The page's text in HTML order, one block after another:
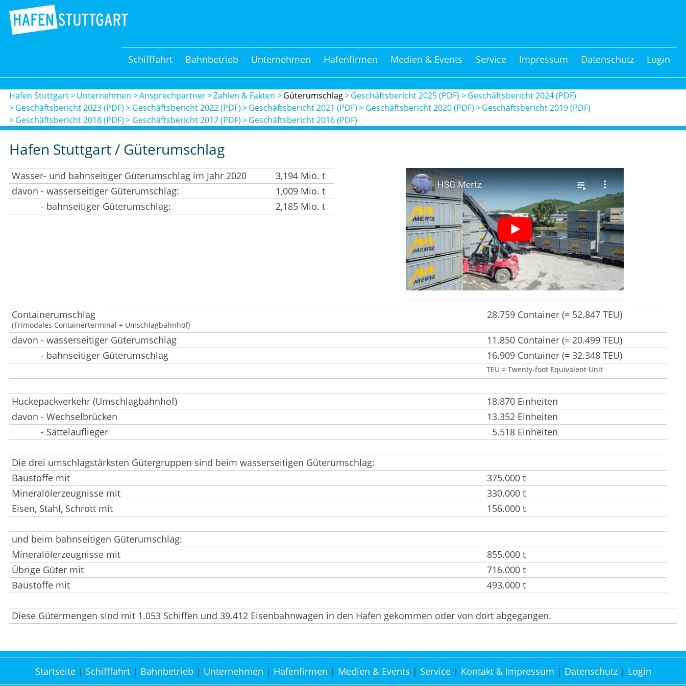
Schifffahrt Bahnbetrieb Unternehmen Hafenfirmen Medien & Events Service Impressum Datenschutz Login
Hafen Stuttgart Unternehmen Ansprechpartner Zahlen & Fakten Güterumschlag Geschäftsbericht 2025 (PDF)
Geschäftsbericht 2024 (PDF)
Geschäftsbericht 2023 (PDF)
Geschäftsbericht 2022 (PDF) Geschäftsbericht 2021 (PDF) Geschäftsbericht 2020 (PDF)
Geschäftsbericht 2019 (PDF)
Geschäftsbericht 2018 (PDF)
Geschäftsbericht 2017 (PDF) Geschäftsbericht 2016 (PDF)
Hafen Stuttgart / Güterumschlag
Wasser- und bahnseitiger Güterumschlag im Jahr 2020
3,194 Mio. t
davon - wasserseitiger Güterumschlag:
1,009 Mio. t
- bahnseitiger Güterumschlag:
2,185 Mio. t
Containerumschlag
(Trimodales Containerterminal + Umschlagbahnhof)
28.759 Container (= 52.847 TEU)
davon - wasserseitiger Güterumschlag
11.850 Container (= 20.499 TEU)
- bahnseitiger Güterumschlag
16.909 Container (= 32.348 TEU)
TEU = Twenty-foot Equivalent Unit
Huckepackverkehr (Umschlagbahnhof)
18.870 Einheiten
davon - Wechselbrücken
13.352 Einheiten
- Sattelauflieger
5.518 Einheiten
Die drei umschlagstärksten Gütergruppen sind beim wasserseitigen Güterumschlag:
Baustoffe mit
375.000 t
Mineralölerzeugnisse mit
330.000 t
Eisen, Stahl, Schrott mit
156.000 t
und beim bahnseitigen Güterumschlag:
Mineralölerzeugnisse mit
855.000 t
Übrige Güter mit
716.000 t
Baustoffe mit
493.000 t
Diese Gütermengen sind mit 1.053 Schiffen und 39.412 Eisenbahnwagen in den Hafen gekommen oder von dort abgegangen.
Startseite Schifffahrt Bahnbetrieb Unternehmen Hafenfirmen Medien & Events Service Kontakt & Impressum Datenschutz Login